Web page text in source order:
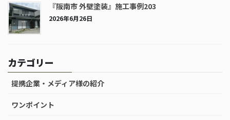
『阪南市 外壁塗装』施工事例203
2026年6月26日
カテゴリー
提携企業・メディア様の紹介
ワンポイント